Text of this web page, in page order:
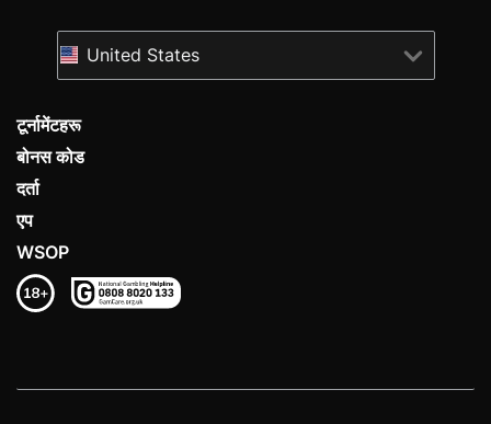
टूर्नामेंटहरू
बोनस कोड
दर्ता
एप
WSOP
United States